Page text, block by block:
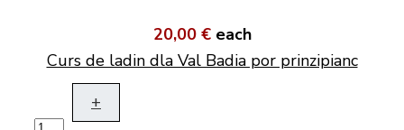
20,00 € each
Curs de ladin dla Val Badia por prinzipianc
+